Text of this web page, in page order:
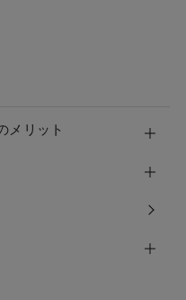
メリット